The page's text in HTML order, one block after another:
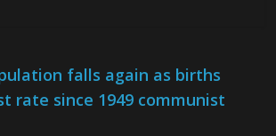
falls again as births
rate since 1949 communist